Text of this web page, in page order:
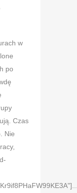
w
po
Czas
Nie